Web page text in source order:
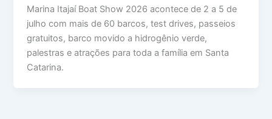
Marina Itajaí Boat Show 2026 acontece de 2 a 5 de
julho com mais de 60 barcos, test drives, passeios
gratuitos, barco movido a hidrogênio verde,
palestras e atrações para toda a família em Santa
Catarina.